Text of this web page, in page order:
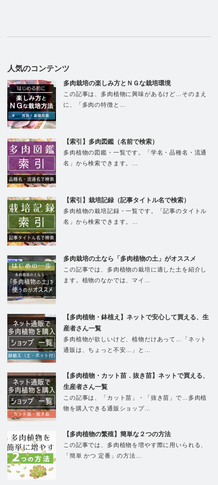
人気のコンテンツ
多肉栽培の楽しみ方とＮＧな栽培環境
この記事は、多肉植物に興味があるけど…そのまえ
に、「多肉の特徴と…
【索引】多肉図鑑（名前で検索）
多肉植物の図鑑・一覧です。「学名・品種名・流通
名」から検索できます。…
【索引】栽培記録（記事タイトル名で検索）
多肉植物の栽培記録・一覧です。「記事のタイトル
名」から検索できます。…
多肉栽培の土なら「多肉植物の土」がオススメ
この記事では、多肉植物の栽培に適した土を紹介し
ます。植物のなかでは、マイ…
【多肉植物・鉢植え】ネットで安心して買える、生
産者さん一覧
多肉植物が欲しいけど、植物だけあって…「ネット
通販は、ちょっと不安…」と…
【多肉植物・カット苗．抜き苗】ネットで買える、
生産者さん一覧
この記事は、「カット苗」・「抜き苗」で…多肉植
物を購入できる通販ショップ…
【多肉植物の繁殖】簡単な２つの方法
この記事では、多肉植物を増やす際に用いられる、
「簡単 かつ 定番」の方法…